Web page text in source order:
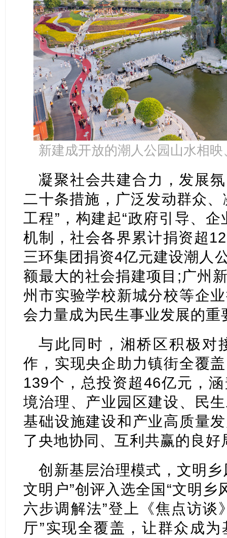
新建成开放的潮人公园山水相
凝聚社会共建合力，发展
二十条措施，广泛发动群众
工程”，构建起“政府引导、
机制，社会各界累计捐资超
三环集团捐资4亿元建设潮人
额最大的社会捐建项目;广州
州市实验学校新城分校等企
会力量成为民生事业发展的重
与此同时，湘桥区积极对
作，实现央企助力镇街全覆
139个，总投资超46亿元，
境治理、产业园区建设、民
基础设施建设和产业高质量
了央地协同、互利共赢的良好
创新基层治理模式，文明
文明户”创评入选全国“文明乡
六步调解法”登上《焦点访谈
厅”实现全覆盖，让群众成